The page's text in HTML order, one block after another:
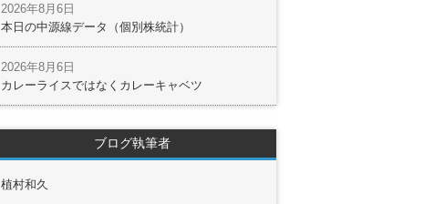
本日の中源線データ（個別株統計）
2026年8月6日
カレーライスではなくカレーキャベツ
2026年8月6日
ブログ執筆者
植村和久